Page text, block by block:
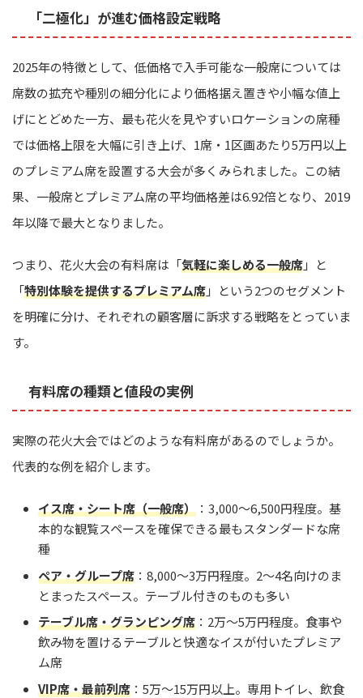
「二極化」が進む価格設定戦略
2025年の特徴として、低価格で入手可能な一般席については
席数の拡充や種別の細分化により価格据え置きや小幅な値上
げにとどめた一方、最も花火を見やすいロケーションの席種
では価格上限を大幅に引き上げ、1席・1区画あたり5万円以上
のプレミアム席を設置する大会が多くみられました。この結
果、一般席とプレミアム席の平均価格差は6.92倍となり、2019
年以降で最大となりました。
つまり、花火大会の有料席は「気軽に楽しめる一般席」と
「特別体験を提供するプレミアム席」という2つのセグメント
を明確に分け、それぞれの顧客層に訴求する戦略をとっていま
す。
有料席の種類と値段の実例
実際の花火大会ではどのような有料席があるのでしょうか。
代表的な例を紹介します。
イス席・シート席（一般席） ：3,000〜6,500円程度。基
本的な観覧スペースを確保できる最もスタンダードな席
種
ペア・グループ席 ：8,000〜3万円程度。2〜4名向けのま
とまったスペース。テーブル付きのものも多い
テーブル席・グランピング席 ：2万〜5万円程度。食事や
飲み物を置けるテーブルと快適なイスが付いたプレミア
ム席
VIP席・最前列席 ：5万〜15万円以上。専用トイレ、飲食